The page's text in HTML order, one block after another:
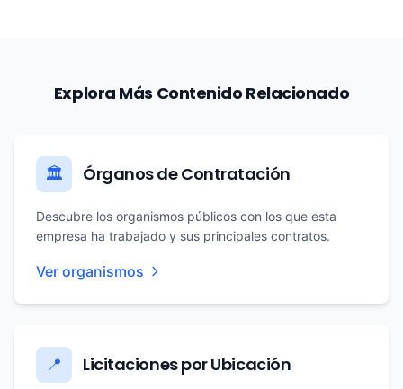
Explora Más Contenido Relacionado
🏛️ Órganos de Contratación
Descubre los organismos públicos con los que esta
empresa ha trabajado y sus principales contratos.
Ver organismos
📍 Licitaciones por Ubicación